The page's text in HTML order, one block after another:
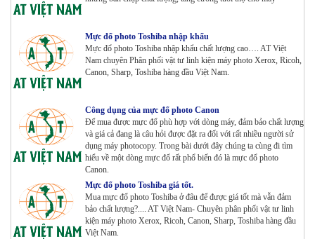
6110 | C1100 _Bộ 4 màu _ Trọng lượng 1645g ZIN
HÃNG_ USA
Tham Khảo
Máy Photocopy Ricoh MP 7503 Renew
Máy photocopy Ricoh IM 7000
Tham Khảo
Máy in Laser Đơn năng G&G P2022W_in Wifi
Tham Khảo
Mực đổ photo Toshiba nhập khẩu
Mực đổ photo Toshiba nhập khẩu chất lượng cao…. AT Việt
Nam chuyên Phân phối vật tư linh kiện máy photo Xerox, Ricoh,
Canon, Sharp, Toshiba hàng đầu Việt Nam.
Công dụng của mực đổ photo Canon
Để mua được mực đổ phù hợp với dòng máy, đảm bảo chất lượng
và giá cả đang là câu hỏi được đặt ra đối với rất nhiều người sử
dụng máy photocopy. Trong bài dưới đây chúng ta cùng đi tìm
hiểu về một dòng mực đổ rất phổ biến đó là mực đổ photo
Canon.
Mực đổ photo Toshiba giá tốt.
Mua mực đổ photo Toshiba ở đâu để được giá tốt mà vẫn đảm
bảo chất lượng?.... AT Việt Nam- Chuyên phân phối vật tư linh
kiện máy photo Xerox, Ricoh, Canon, Sharp, Toshiba hàng đầu
Việt Nam.